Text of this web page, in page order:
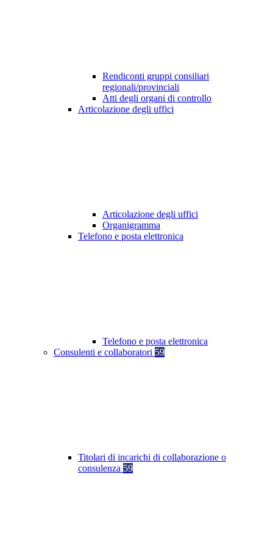
Rendiconti gruppi consiliari
regionali/provinciali
Atti degli organi di controllo
Articolazione degli uffici
Articolazione degli uffici
Organigramma
Telefono e posta elettronica
Telefono e posta elettronica
Consulenti e collaboratori 59
Titolari di incarichi di collaborazione o
consulenza 59